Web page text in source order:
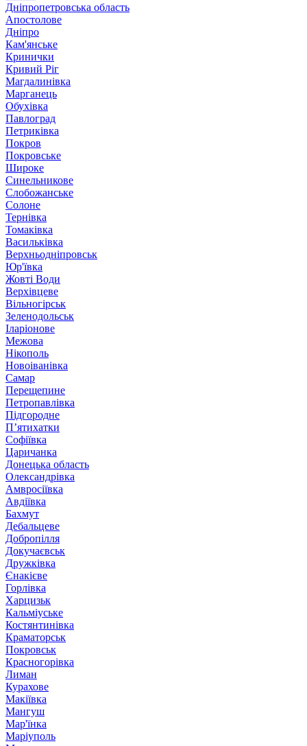
Дніпропетровська область
Апостолове
Дніпро
Кам'янське
Кринички
Кривий Ріг
Магдалинівка
Марганець
Обухівка
Павлоград
Петриківка
Покров
Покровське
Широке
Синельникове
Слобожанське
Солоне
Тернівка
Томаківка
Васильківка
Верхньодніпровськ
Юр'ївка
Жовті Води
Верхівцеве
Вільногірськ
Зеленодольськ
Іларіонове
Межова
Нікополь
Новоіванівка
Самар
Перещепине
Петропавлівка
Підгородне
П’ятихатки
Софіївка
Царичанка
Донецька область
Олександрівка
Амвросіївка
Авдіївка
Бахмут
Дебальцеве
Добропілля
Докучаєвськ
Дружківка
Єнакієве
Горлівка
Харцизьк
Кальміуське
Костянтинівка
Краматорськ
Покровськ
Красногорівка
Лиман
Курахове
Макіївка
Мангуш
Мар'їнка
Маріуполь